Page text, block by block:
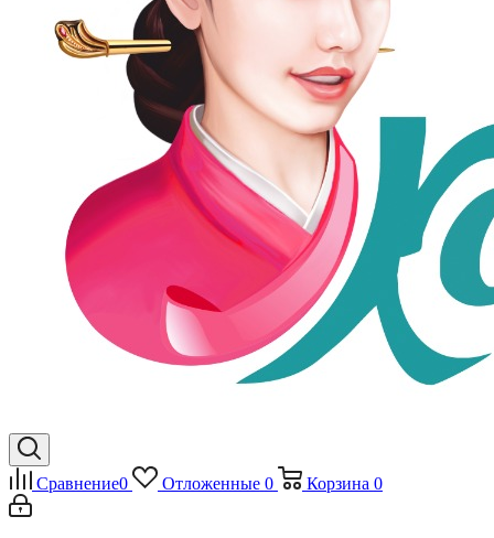
Сравнение0 Отложенные 0 Корзина 0